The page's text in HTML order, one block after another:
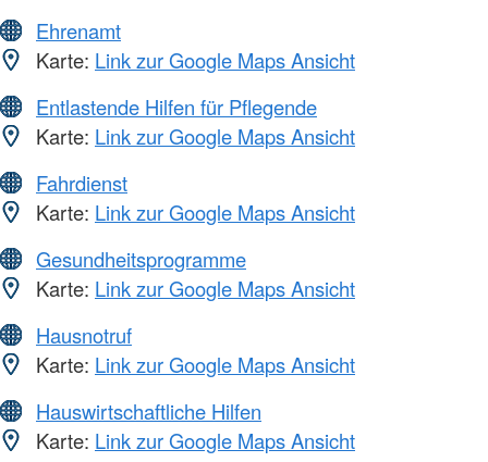
Ehrenamt
Karte: Link zur Google Maps Ansicht
Entlastende Hilfen für Pflegende
Karte: Link zur Google Maps Ansicht
Fahrdienst
Karte: Link zur Google Maps Ansicht
Gesundheitsprogramme
Karte: Link zur Google Maps Ansicht
Hausnotruf
Karte: Link zur Google Maps Ansicht
Hauswirtschaftliche Hilfen
Karte: Link zur Google Maps Ansicht